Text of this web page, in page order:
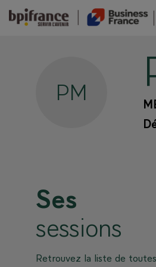
PM
Ses
sessions
Retrouvez la liste de